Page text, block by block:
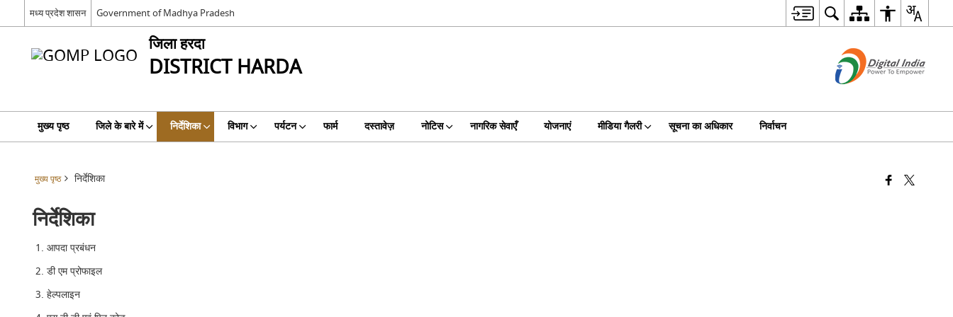
मध्य प्रदेश शासन Government of Madhya Pradesh
जिला हरदा
DISTRICT HARDA
मुख्य पृष्ठ जिले के बारे में निर्देशिका विभाग पर्यटन फार्म दस्तावेज़ नोटिस नागरिक सेवाएँ योजनाएं मीडिया गैलरी सूचना का अधिकार निर्वाचन
मुख्य पृष्ठ निर्देशिका
निर्देशिका
आपदा प्रबंधन
डी एम प्रोफाइल
हेल्पलाइन